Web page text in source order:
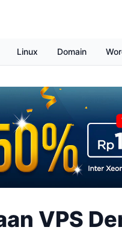
Linux Domain
VPS